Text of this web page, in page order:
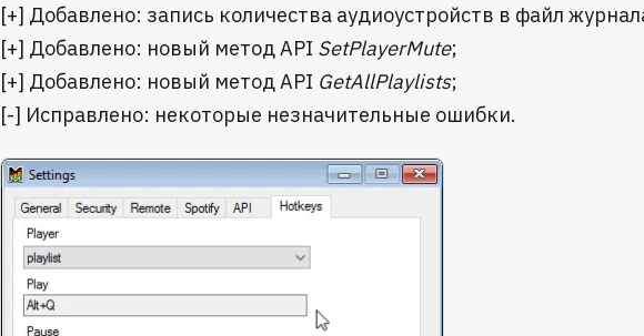
[+] Добавлено: запись количества аудиоустройств в файл
[+] Добавлено: новый метод API SetPlayerMute;
[+] Добавлено: новый метод API GetAllPlaylists;
[-] Исправлено: некоторые незначительные ошибки.